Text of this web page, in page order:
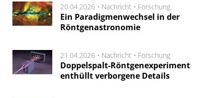
20.04.2026 • Nachricht • Forschung
Ein Paradigmenwechsel in der
Röntgenastronomie
21.04.2026 • Nachricht • Forschung
Doppelspalt-Röntgenexperiment
enthüllt verborgene Details